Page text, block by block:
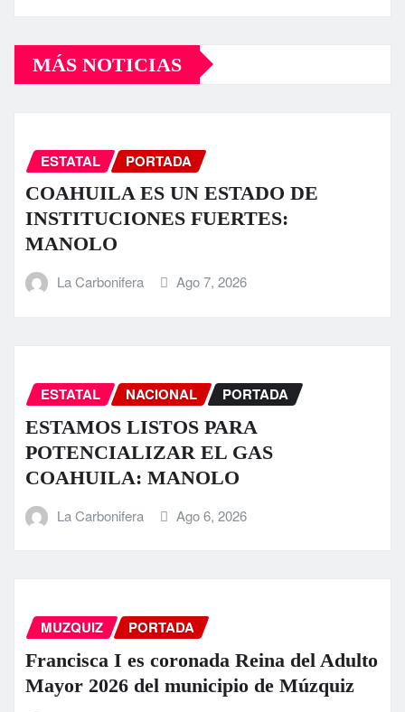
MÁS NOTICIAS
ESTATAL PORTADA
COAHUILA ES UN ESTADO DE
INSTITUCIONES FUERTES:
MANOLO
La Carbonifera Ago 7, 2026
ESTATAL NACIONAL PORTADA
ESTAMOS LISTOS PARA
POTENCIALIZAR EL GAS
COAHUILA: MANOLO
La Carbonifera Ago 6, 2026
MUZQUIZ PORTADA
Francisca I es coronada Reina del Adulto
Mayor 2026 del municipio de Múzquiz